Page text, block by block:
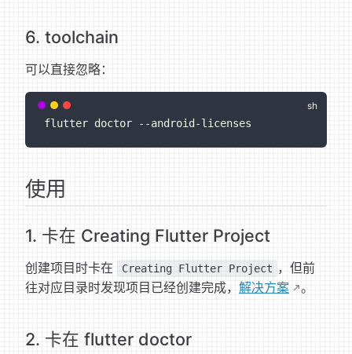
6. toolchain
可以直接忽略：
flutter doctor --android-licenses
使用
1. 卡在 Creating Flutter Project
创建项目时卡在 Creating Flutter Project ，但前
往对应目录时发现项目已经创建完成， 解决方案 。
2. 卡在 flutter doctor